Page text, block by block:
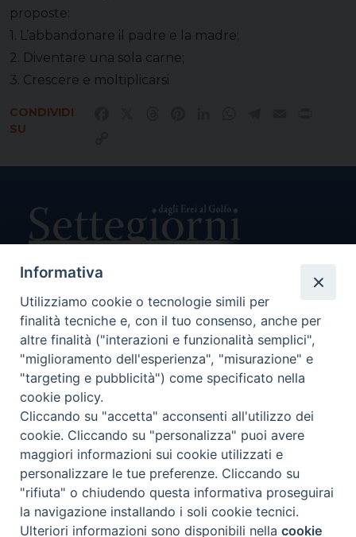
proposte:
1. L’abbandonare il padre e la madre;
2. Diventare una sola carne;
3. Crescere e moltiplicarsi
CONDIVIDI
SU
Direttore Responsabile Giuseppe Rabita
Direttore Amministrativo Salvatore Bruno
Editore e Proprietà Opera di Religione della Diocesi di Piazza
Armerina,
Via Cammarata, 21 – Piazza Armerina
P. I. 01121870867
Autorizzazione Tribunale di Enna n. 113 del 24/2/2007
SEGUICI SU:
CHI SIAMO PRIVACY POLICY
Preferenze Cookie
Informativa
Utilizziamo cookie o tecnologie simili per
finalità tecniche e, con il tuo consenso, anche per
altre finalità ("interazioni e funzionalità semplici",
"miglioramento dell'esperienza", "misurazione" e
"targeting e pubblicità") come specificato nella
cookie policy.
Cliccando su "accetta" acconsenti all'utilizzo dei
cookie. Cliccando su "personalizza" puoi avere
maggiori informazioni sui cookie utilizzati e
personalizzare le tue preferenze. Cliccando su
"rifiuta" o chiudendo questa informativa proseguirai
la navigazione installando i soli cookie tecnici.
Ulteriori informazioni sono disponibili nellacookie